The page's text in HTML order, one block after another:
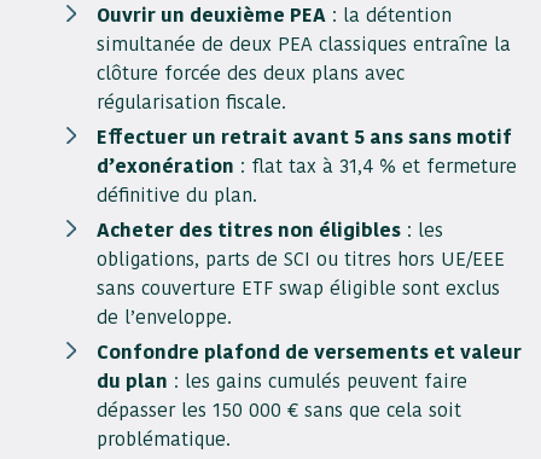
Ouvrir un deuxième PEA : la détention
simultanée de deux PEA classiques entraîne la
clôture forcée des deux plans avec
régularisation fiscale.
Effectuer un retrait avant 5 ans sans motif
d’exonération : flat tax à 31,4 % et fermeture
définitive du plan.
Acheter des titres non éligibles : les
obligations, parts de SCI ou titres hors UE/EEE
sans couverture ETF swap éligible sont exclus
de l’enveloppe.
Confondre plafond de versements et valeur
du plan : les gains cumulés peuvent faire
dépasser les 150 000 € sans que cela soit
problématique.